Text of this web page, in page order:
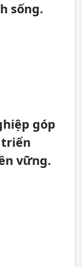
sống.
góp
triển
vững.